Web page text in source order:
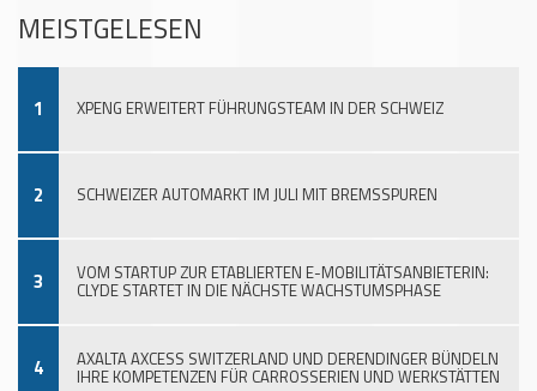
MEISTGELESEN
1 XPENG ERWEITERT FÜHRUNGSTEAM IN DER SCHWEIZ
2 SCHWEIZER AUTOMARKT IM JULI MIT BREMSSPUREN
3 VOM STARTUP ZUR ETABLIERTEN E-MOBILITÄTSANBIETERIN:
CLYDE STARTET IN DIE NÄCHSTE WACHSTUMSPHASE
4 AXALTA AXCESS SWITZERLAND UND DERENDINGER BÜNDELN
IHRE KOMPETENZEN FÜR CARROSSERIEN UND WERKSTÄTTEN